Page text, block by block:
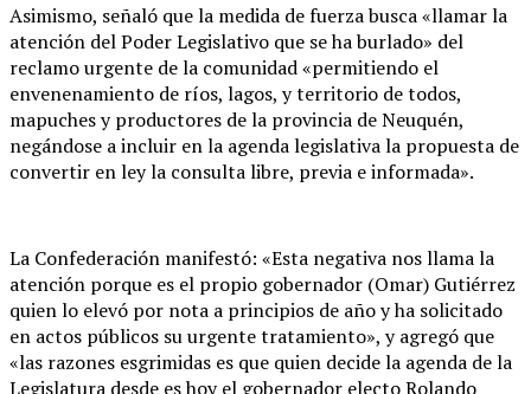
Asimismo, señaló que la medida de fuerza busca «llamar la
atención del Poder Legislativo que se ha burlado» del
reclamo urgente de la comunidad «permitiendo el
envenenamiento de ríos, lagos, y territorio de todos,
mapuches y productores de la provincia de Neuquén,
negándose a incluir en la agenda legislativa la propuesta de
convertir en ley la consulta libre, previa e informada».
La Confederación manifestó: «Esta negativa nos llama la
atención porque es el propio gobernador (Omar) Gutiérrez
quien lo elevó por nota a principios de año y ha solicitado
en actos públicos su urgente tratamiento», y agregó que
«las razones esgrimidas es que quien decide la agenda de la
Legislatura desde es hoy el gobernador electo Rolando